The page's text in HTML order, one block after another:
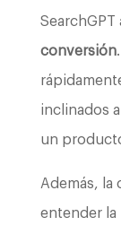
SearchGPT
conversión
inclinados
un
Además, la
entender la